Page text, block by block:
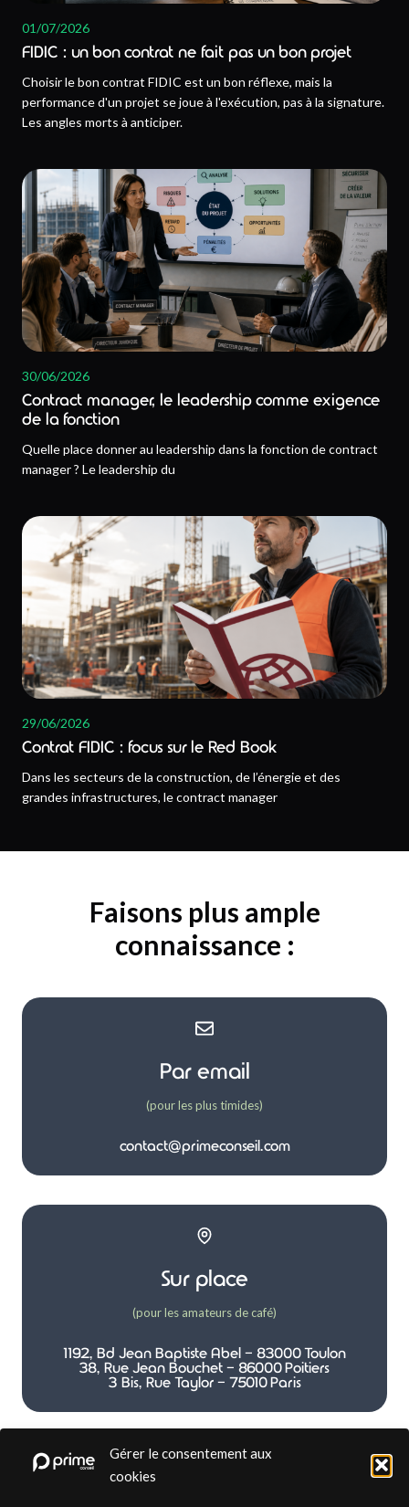
Gérer le consentement aux
cookies
01/07/2026
FIDIC : un bon contrat ne fait pas un bon projet
Choisir le bon contrat FIDIC est un bon réflexe, mais la
performance d'un projet se joue à l'exécution, pas à la signature.
Les angles morts à anticiper.
30/06/2026
Contract manager, le leadership comme exigence
de la fonction
Quelle place donner au leadership dans la fonction de contract
manager ? Le leadership du
29/06/2026
Contrat FIDIC : focus sur le Red Book
Dans les secteurs de la construction, de l’énergie et des
grandes infrastructures, le contract manager
Faisons plus ample
connaissance :
Par email
(pour les plus timides)
contact@primeconseil.com
Sur place
(pour les amateurs de café)
1192, Bd Jean Baptiste Abel - 83000 Toulon
38, Rue Jean Bouchet - 86000 Poitiers
3 Bis, Rue Taylor - 75010 Paris